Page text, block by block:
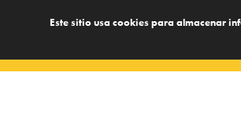
Este sitio usa cookies para almacenar